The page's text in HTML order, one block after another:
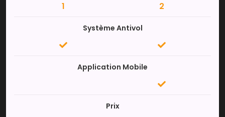
1 2
Système Antivol
Application Mobile
Prix